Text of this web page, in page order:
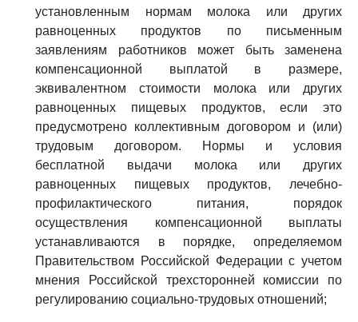
установленным нормам молока или других
равноценных продуктов по письменным
заявлениям работников может быть заменена
компенсационной выплатой в размере,
эквивалентном стоимости молока или других
равноценных пищевых продуктов, если это
предусмотрено коллективным договором и (или)
трудовым договором. Нормы и условия
бесплатной выдачи молока или других
равноценных пищевых продуктов, лечебно-
профилактического питания, порядок
осуществления компенсационной выплаты
устанавливаются в порядке, определяемом
Правительством Российской Федерации с учетом
мнения Российской трехсторонней комиссии по
регулированию социально-трудовых отношений;